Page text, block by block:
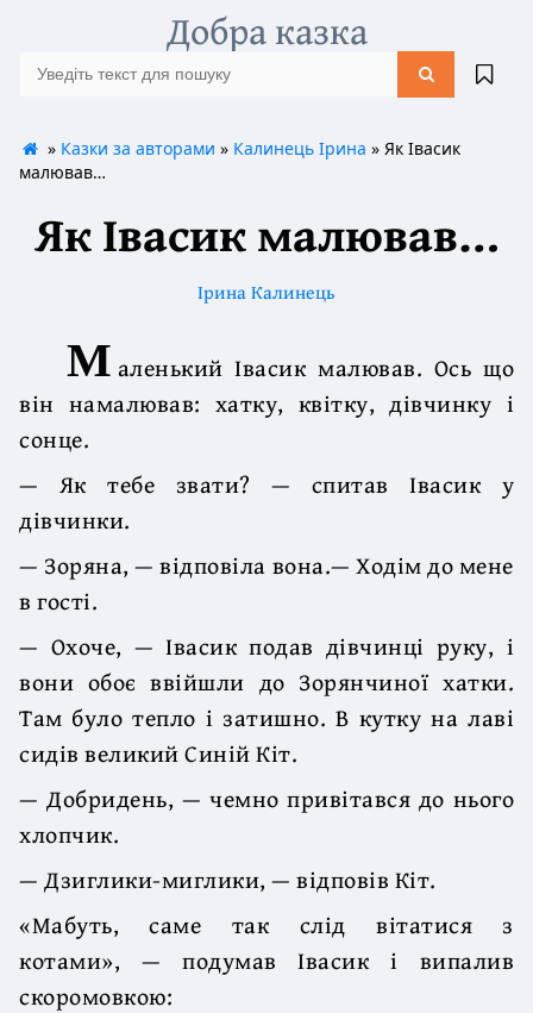
Добра казка
» Казки за авторами » Калинець Ірина » Як Івасик
малював…
Як Івасик малював…
Ірина Калинець
М аленький Івасик малював. Ось що
він намалював: хатку, квітку, дівчинку і
сонце.
— Як тебе звати? — спитав Івасик у
дівчинки.
— Зоряна, — відповіла вона.— Ходім до мене
в гості.
— Охоче, — Івасик подав дівчинці руку, і
вони обоє ввійшли до Зорянчиної хатки.
Там було тепло і затишно. В кутку на лаві
сидів великий Синій Кіт.
— Добридень, — чемно привітався до нього
хлопчик.
— Дзиглики-миглики, — відповів Кіт.
«Мабуть, саме так слід вітатися з
котами», — подумав Івасик і випалив
скоромовкою: